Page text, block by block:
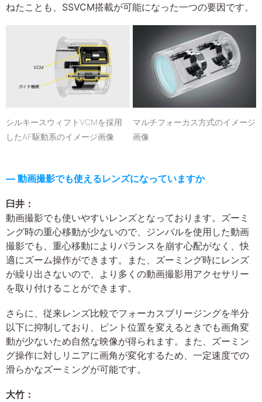
ねたことも、SSVCM搭載が可能になった一つの要因です。
シルキースウィフトVCMを採用
したAF駆動系のイメージ画像
マルチフォーカス方式のイメージ
画像
― 動画撮影でも使えるレンズになっていますか
臼井：
動画撮影でも使いやすいレンズとなっております。ズーミ
ング時の重心移動が少ないので、ジンバルを使用した動画
撮影でも、重心移動によりバランスを崩す心配がなく、快
適にズーム操作ができます。また、ズーミング時にレンズ
が繰り出さないので、より多くの動画撮影用アクセサリー
を取り付けることができます。
さらに、従来レンズ比較でフォーカスブリージングを半分
以下に抑制しており、ピント位置を変えるときでも画角変
動が少ないため自然な映像が得られます。また、ズーミン
グ操作に対しリニアに画角が変化するため、一定速度での
滑らかなズーミングが可能です。
大竹：